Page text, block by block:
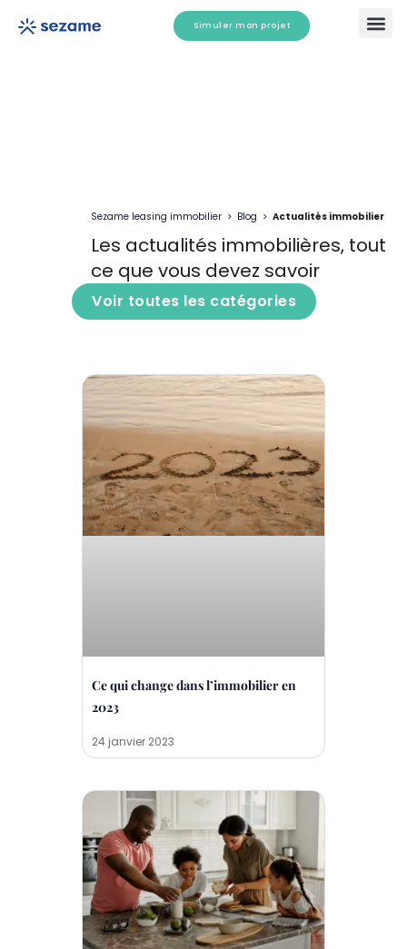
Simuler mon projet
Sezame leasing immobilier > Blog > Actualités immobilier
Les actualités immobilières, tout
ce que vous devez savoir
Voir toutes les catégories
Ce qui change dans l’immobilier en
2023
24 janvier 2023
P
a
g
e
P
a
g
e
P
a
g
e